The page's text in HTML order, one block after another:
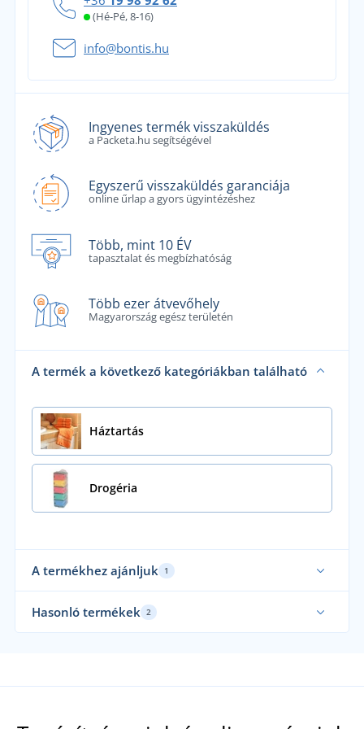
(Hé-Pé, 8-16)
info@bontis.hu
Ingyenes termék visszaküldés
a Packeta.hu segítségével
Egyszerű visszaküldés garanciája
online űrlap a gyors ügyintézéshez
Több, mint 10 ÉV
tapasztalat és megbízhatóság
Több ezer átvevőhely
Magyarország egész területén
A termék a következő kategóriákban található
Háztartás
Drogéria
A termékhez ajánljuk 1
Hasonló termékek 2